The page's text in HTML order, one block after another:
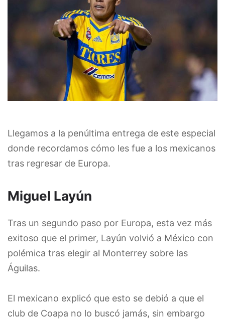
Llegamos a la penúltima entrega de este especial
donde recordamos cómo les fue a los mexicanos
tras regresar de Europa.
Miguel Layún
Tras un segundo paso por Europa, esta vez más
exitoso que el primer, Layún volvió a México con
polémica tras elegir al Monterrey sobre las
Águilas.
El mexicano explicó que esto se debió a que el
club de Coapa no lo buscó jamás, sin embargo